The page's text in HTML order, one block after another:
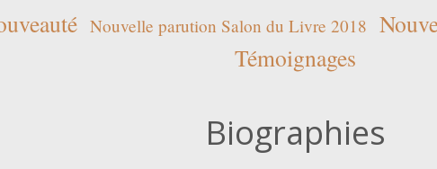
Nouvelle parution Salon du Livre 2018
Témoignages
Biographies